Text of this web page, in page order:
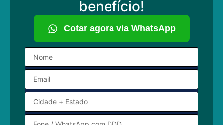
benefício!
Cotar agora via WhatsApp